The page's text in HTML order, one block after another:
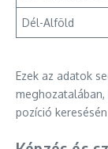
Dél-Alföld
Ezek az adatok
meghozatalában,
pozíció